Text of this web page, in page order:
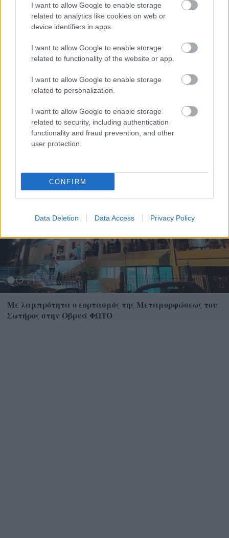
I want to allow Google to enable storage
related to analytics like cookies on web or
device identifiers in apps.
I want to allow Google to enable storage
related to functionality of the website or app.
I want to allow Google to enable storage
related to personalization.
I want to allow Google to enable storage
related to security, including authentication
functionality and fraud prevention, and other
user protection.
CONFIRM
Data Deletion Data Access Privacy Policy
Η Google ΑΙ ο Hassabis και η δήλωση για την θεραπεία
του καρκίνου που εξηγεί τις αλλαγές στην κορυφή
Με λαμπρότητα ο εορτασμός της Μεταμορφώσεως του
Σωτήρος στην Οβρυά ΦΩΤΟ